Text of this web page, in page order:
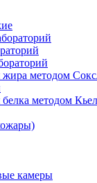
методом
методом
камеры